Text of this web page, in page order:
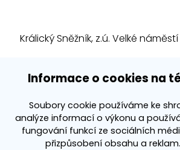
Informace o cookies na
Soubory cookie používáme ke
analýze informací o výkonu a
fungování funkcí ze sociálních
přizpůsobení obsahu a reklam.
Králický Sněžník, z.ú. Velké náměstí
E-mail:
3k platforma